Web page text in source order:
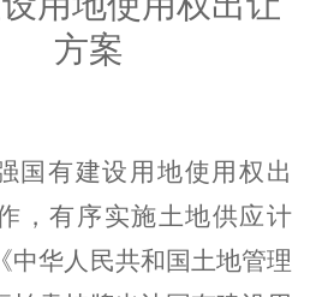
方案
国有建设用地使用权出
，有序实施土地供应计
中华人民共和国土地管理